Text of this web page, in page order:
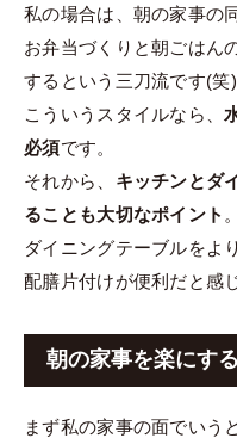
私の場合は、朝の家事の
お弁当づくりと朝ごはん
するという三刀流です(笑)
こういうスタイルなら、
必須です。
それから、 キッチンとダ
ることも大切なポイント
ダイニングテーブルをよ
配膳片付けが便利だと感
朝の家事を楽にす
まず私の家事の面でいうと